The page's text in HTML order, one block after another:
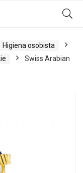
Higiena osobista
Swiss Arabian